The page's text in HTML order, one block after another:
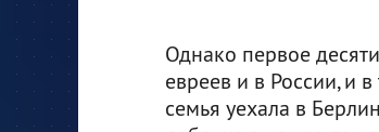
Однако первое
евреев и в России, и
семья уехала в